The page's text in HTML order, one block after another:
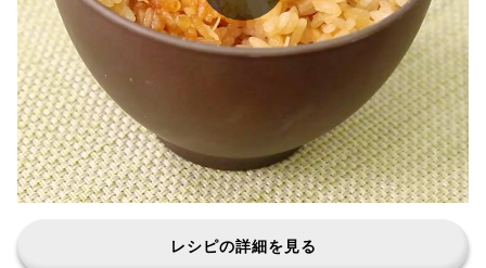
レシピの詳細を見る